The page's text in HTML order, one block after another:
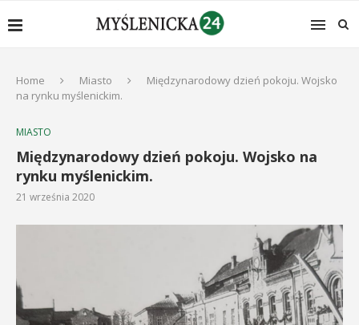
Home Miasto
Międzynarodowy dzień pokoju. Wojsko
na rynku myślenickim.
MIASTO
Międzynarodowy dzień pokoju. Wojsko na
rynku myślenickim.
21 września 2020